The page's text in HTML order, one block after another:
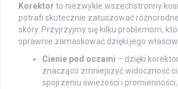
Korektor to niezwykle wszechstronny
potrafi skutecznie zatuszować
skóry. Przyjrzyjmy się kilku problemom,
sprawnie zamaskować dzięki jego
Cienie pod oczami – dzięki
znacząco zmniejszyć widoczność
spojrzeniu świeżości i promienności,